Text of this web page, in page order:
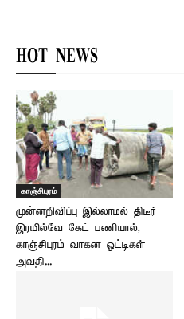
HOT NEWS
காஞ்சிபுரம்
முன்னறிவிப்பு இல்லாமல் திடீர்
இரயில்வே கேட் பணியால்,
காஞ்சிபுரம் வாகன ஓட்டிகள்
அவதி...